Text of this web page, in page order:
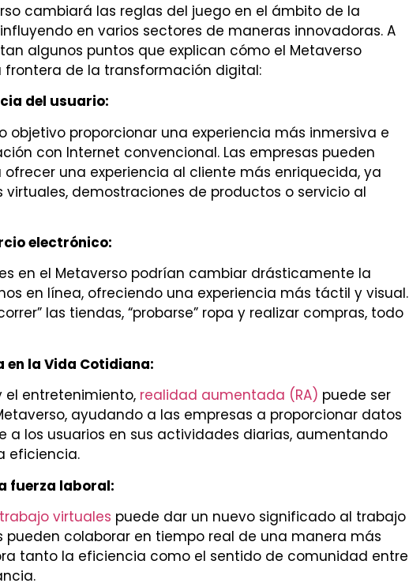
cambiará las reglas del juego en el ámbito de la
en varios sectores de maneras innovadoras. A
algunos puntos que explican cómo el Metaverso
frontera de la transformación digital:
del usuario:
objetivo proporcionar una experiencia más inmersiva e
con Internet convencional. Las empresas pueden
una experiencia al cliente más enriquecida, ya
demostraciones de productos o servicio al
electrónico:
en el Metaverso podrían cambiar drásticamente la
en línea, ofreciendo una experiencia más táctil y visual.
las tiendas, “probarse” ropa y realizar compras, todo
en la Vida Cotidiana:
el entretenimiento, realidad aumentada (RA) puede ser
ayudando a las empresas a proporcionar datos
a los usuarios en sus actividades diarias, aumentando
eficiencia.
fuerza laboral:
virtuales puede dar un nuevo significado al trabajo
pueden colaborar en tiempo real de una manera más
tanto la eficiencia como el sentido de comunidad entre